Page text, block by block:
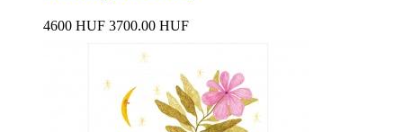
4600 HUF 3700.00 HUF